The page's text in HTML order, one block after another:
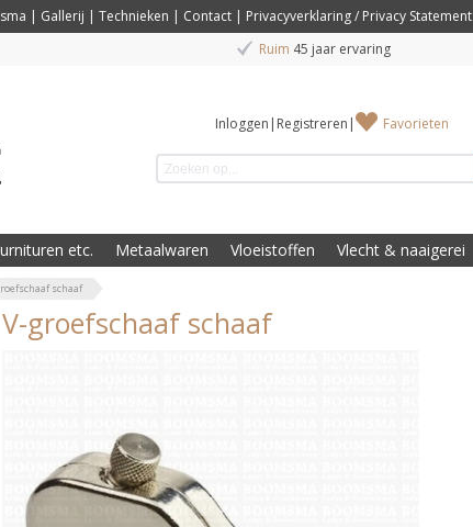
| Gallerij | Technieken | Contact | Privacyverklaring / Privacy Statement
Ruim 45 jaar ervaring
Inloggen | Registreren | Favorieten
etc. Metaalwaren Vloeistoffen Vlecht & naaigerei
schaaf
V-groefschaaf schaaf